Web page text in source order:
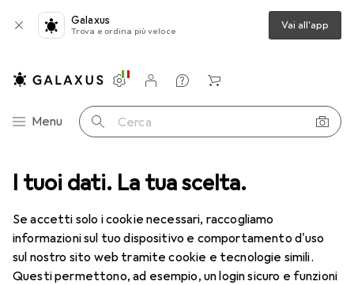
I tuoi dati. La tua scelta.
Se accetti solo i cookie necessari, raccogliamo
informazioni sul tuo dispositivo e comportamento d'uso
sul nostro sito web tramite cookie e tecnologie simili.
Questi permettono, ad esempio, un login sicuro e funzioni
Galaxus
Trova e ordina più veloce Vai all'app
Categoria Navigazione
Menu Cerca
Impostazioni
Conto cliente
Liste di confronto
Liste dei desideri
Carrello
+ Ristrutturare Ferramenta Tecnologia di ventilazione
Tecnologia di ventilazione
ScopriForum